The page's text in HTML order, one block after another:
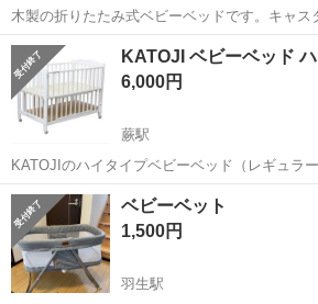
木製の折りたたみ式ベビーベッドです。キャス
に行えます。使用しない時はコンパクトに折り
ト下は収納が可能です。 義実家が、孫が来る際に寝かせるために購入
したベビーベットです。 普段から...
埼玉 獨協大学前〈草加松原〉
KATOJI ベビーベッド
6,000円
蕨駅
KATOJIのハイタイプベビーベッド（レギュラー
（120×70cm）です。 通常使用に伴う細かな傷はありますが、目立つ
キズや汚れはありません。収納板には少しシミ
【部分ごとにネジは袋分けしてあり...
埼玉 蕨市 蕨駅 ベッド
ベビーベット
1,500円
羽生駅